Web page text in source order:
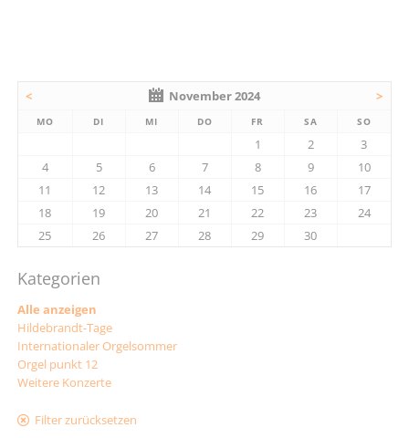
< November 2024 >
MO DI MI DO FR SA SO
1 2
3
4
5 6 7 8 9
10
11
12 13 14 15 16
17
18
19 20 21 22 23
24
25
26 27 28 29 30
Kategorien
Alle anzeigen
Hildebrandt-Tage
Internationaler Orgelsommer
Orgel punkt 12
Weitere Konzerte
Filter zurücksetzen